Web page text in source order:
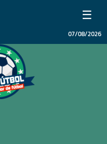
☰
07/08/2026